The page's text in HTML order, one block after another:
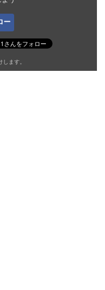
ー
ます。